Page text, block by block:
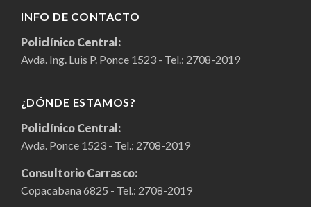
INFO DE CONTACTO
Policlínico Central:
Avda. Ing. Luis P. Ponce 1523 - Tel.: 2708-2019
¿DÓNDE ESTAMOS?
Policlínico Central:
Avda. Ponce 1523 - Tel.: 2708-2019
Consultorio Carrasco:
Copacabana 6825 - Tel.: 2708-2019